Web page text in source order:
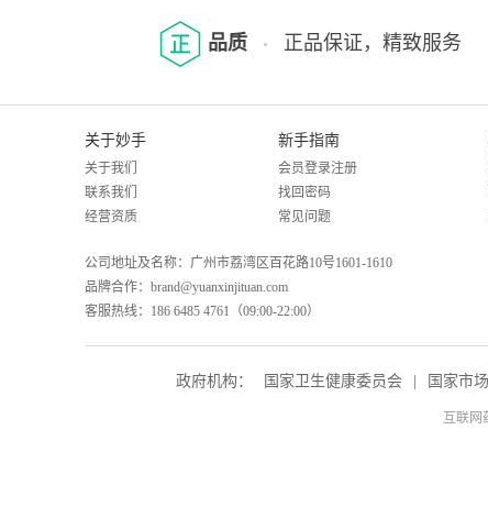
品质 正品保证，精致服务
关于妙手
关于我们
联系我们
经营资质
新手指南
会员登录注册
找回密码
常见问题
公司地址及名称：广州市荔湾区百花路10号1601-1610
品牌合作：brand@yuanxinjituan.com
客服热线：186 6485 4761（09:00-22:00）
政府机构： 国家卫生健康委员会 国家市
互联网